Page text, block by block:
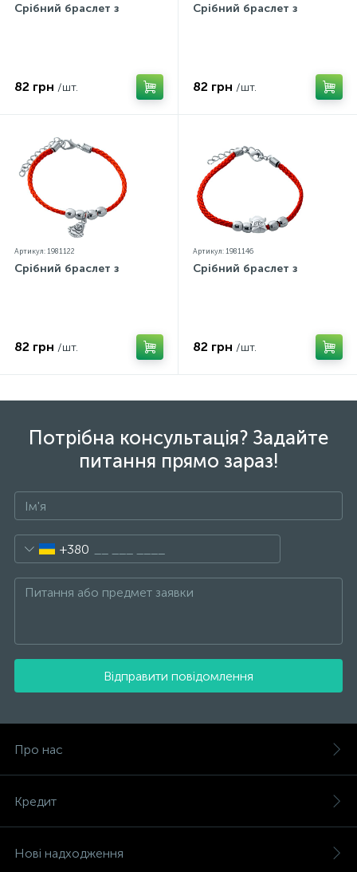
Срібний браслет з
82 грн /шт.
Срібний браслет з
82 грн /шт.
Артикул: 1981122
Срібний браслет з
82 грн /шт.
Артикул: 1981146
Срібний браслет з
82 грн /шт.
Потрібна консультація? Задайте
питання прямо зараз!
+380
Відправити повідомлення
Про нас
Кредит
Нові надходження